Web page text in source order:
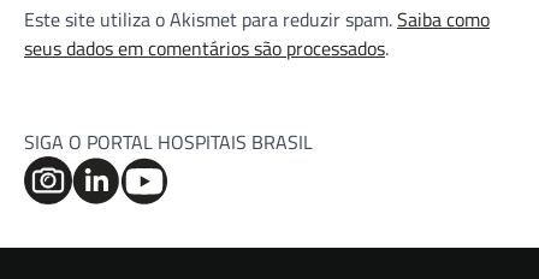
Este site utiliza o Akismet para reduzir spam.Saiba como
seus dados em comentários são processados.
SIGA O PORTAL HOSPITAIS BRASIL